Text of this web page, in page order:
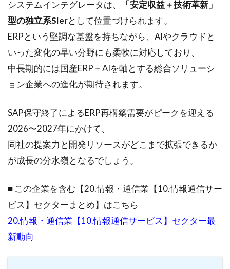
システムインテグレータは、
「安定収益＋技術革新」
型の独立系SIerとして位置づけられます。
ERPという堅調な基盤を持ちながら、AIやクラウドと
いった変化の早い分野にも柔軟に対応しており、
中長期的には国産ERP＋AIを軸とする総合ソリューシ
ョン企業への進化が期待されます。
SAP保守終了によるERP再構築需要がピークを迎える
2026〜2027年にかけて、
同社の提案力と開発リソースがどこまで拡張できるか
が成長の分水嶺となるでしょう。
■ この企業を含む【20.情報・通信業【10.情報通信サー
ビス】セクターまとめ】はこちら
20.情報・通信業【10.情報通信サービス】セクター最
新動向